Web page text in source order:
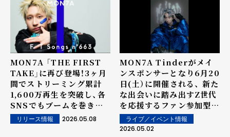
MON7A 「THE FIRST
TAKE」に再び登場！3ヶ月
間でストリーミング累計
1,600万再生を突破し、各
SNSでもブームを巻き起
こしたインディーデビュー
曲「おやすみTaxi」を一発
リリース情報 2026.05.08
MON7A Tinderがメイ
ンスポンサーとなり6月20
日(土）に開催される、 新た
な出会いに踏み出すZ世代
を応援するファン参加型イ
ベント 「MATCH FES
2026」に出演決定！ ブラ
ライブ／イベント情報
2026.05.02